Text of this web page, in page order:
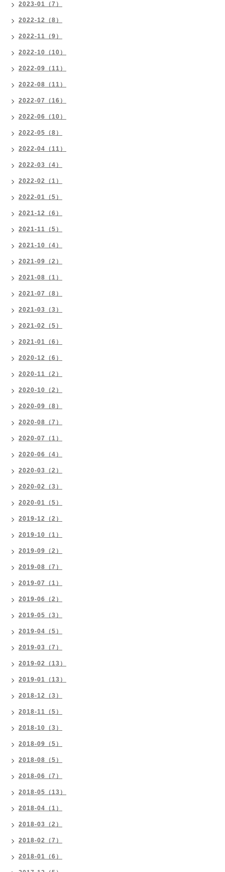
2023-01（7）
2022-12（8）
2022-11（9）
2022-10（10）
2022-09（11）
2022-08（11）
2022-07（16）
2022-06（10）
2022-05（8）
2022-04（11）
2022-03（4）
2022-02（1）
2022-01（5）
2021-12（6）
2021-11（5）
2021-10（4）
2021-09（2）
2021-08（1）
2021-07（8）
2021-03（3）
2021-02（5）
2021-01（6）
2020-12（6）
2020-11（2）
2020-10（2）
2020-09（8）
2020-08（7）
2020-07（1）
2020-06（4）
2020-03（2）
2020-02（3）
2020-01（5）
2019-12（2）
2019-10（1）
2019-09（2）
2019-08（7）
2019-07（1）
2019-06（2）
2019-05（3）
2019-04（5）
2019-03（7）
2019-02（13）
2019-01（13）
2018-12（3）
2018-11（5）
2018-10（3）
2018-09（5）
2018-08（5）
2018-06（7）
2018-05（13）
2018-04（1）
2018-03（2）
2018-02（7）
2018-01（6）